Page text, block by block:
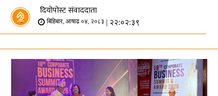
दियोपोस्ट संवाददाता
बिहिबार, आषाढ ०४, २०८३ | २२:०२:३९